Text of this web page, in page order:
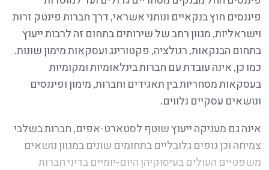
פיננסים חוץ בנקאיים ונותני אשראי, דרך חברות פינטק זרות
וישראליות, מגוון רחב של שירותים בתחום זה לרבות ייעוץ
בתחום הבנקאות, רגולציה, פקטורינג ועסקאות מימון שונות.
כמו כן, אינה עובדת עם חברות בינלאומיות ומקומיות
בעסקאות מסחריות בין תאגידים וחברות, מימון ופיננסים
ונושאים עסקיים נלווים.
אינה גם מעניקה ייעוץ שוטף לסטארט-אפים, חברות בשלבי
צמיחה וכן גופים גלובליים בתחומים שונים במגוון נושאים
משפטיים העולים בעיסוקיהן היום-יומיים בדיני חברות